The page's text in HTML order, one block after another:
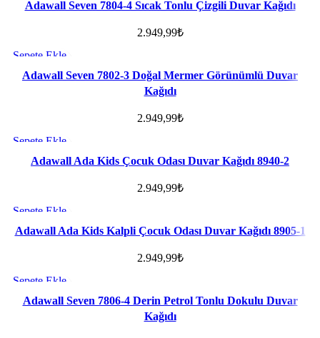
Adawall Seven 7804-4 Sıcak Tonlu Çizgili Duvar Kağıdı
2.949,99₺
Sepete Ekle
Favorilere ekle
Adawall Seven 7802-3 Doğal Mermer Görünümlü Duvar
Kağıdı
2.949,99₺
Sepete Ekle
Favorilere ekle
Adawall Ada Kids Çocuk Odası Duvar Kağıdı 8940-2
2.949,99₺
Sepete Ekle
Favorilere ekle
Adawall Ada Kids Kalpli Çocuk Odası Duvar Kağıdı 8905-1
2.949,99₺
Sepete Ekle
Favorilere ekle
Adawall Seven 7806-4 Derin Petrol Tonlu Dokulu Duvar
Kağıdı